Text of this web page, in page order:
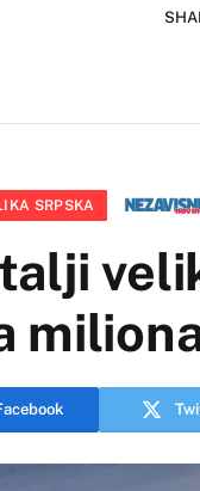
SRPSKA